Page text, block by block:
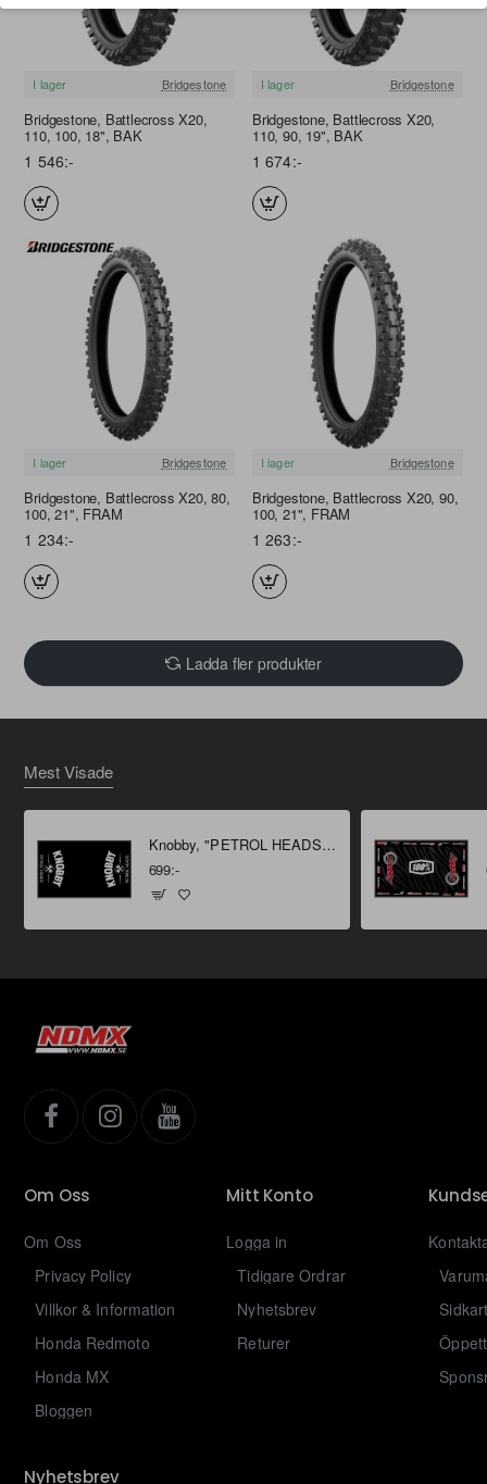
FRI FRAKT
I lager Bridgestone
Bridgestone, Battlecross X20,
110, 100, 18", BAK
1 546:-
FRI FRAKT
I lager Bridgestone
Bridgestone, Battlecross X20,
110, 90, 19", BAK
1 674:-
FRI FRAKT
I lager Bridgestone
Bridgestone, Battlecross X20, 80,
100, 21", FRAM
1 234:-
FRI FRAKT
I lager Bridgestone
Bridgestone, Battlecross X20, 90,
100, 21", FRAM
1 263:-
Ladda fler produkter
Mest Visade
Knobby, "PETROL HEADS" Miljömatta 160 X 100 cm
699:-
Om Oss
Om Oss
Privacy Policy
Villkor & Information
Honda Redmoto
Honda MX
Bloggen
Mitt Konto
Logga in
Tidigare Ordrar
Nyhetsbrev
Returer
Nyhetsbrev